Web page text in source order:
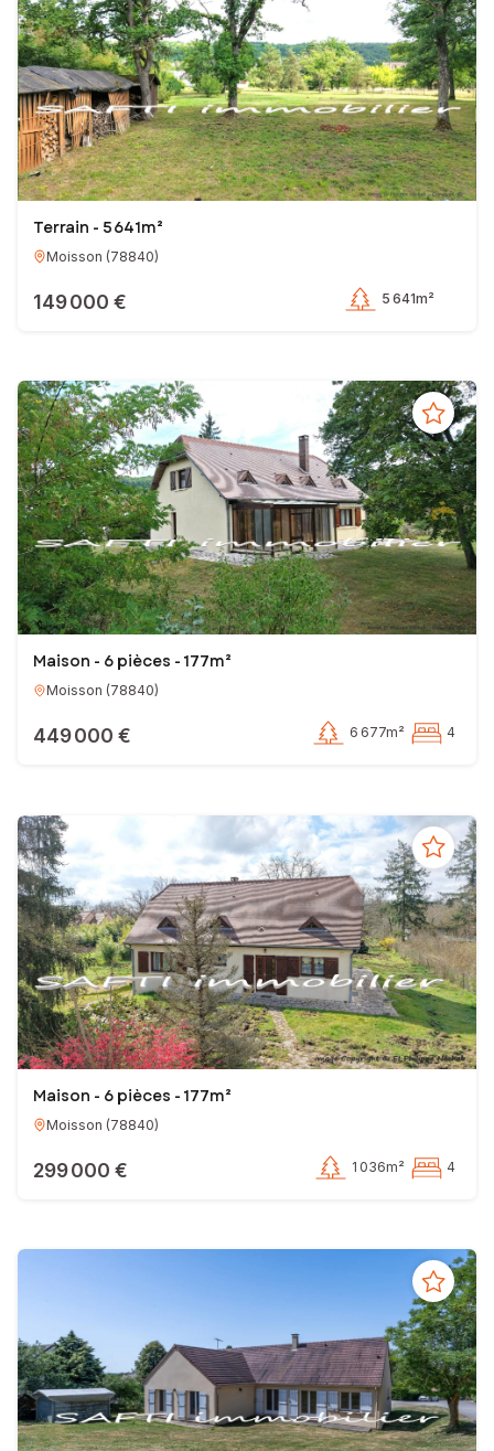
Terrain - 5 641m²
Moisson (78840)
149 000 € 5 641m²
Maison - 6 pièces - 177m²
Moisson (78840)
449 000 € 6 677m² 4
Maison - 6 pièces - 177m²
Moisson (78840)
299 000 € 1 036m² 4